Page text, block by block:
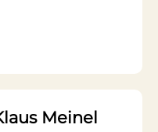
Meinel